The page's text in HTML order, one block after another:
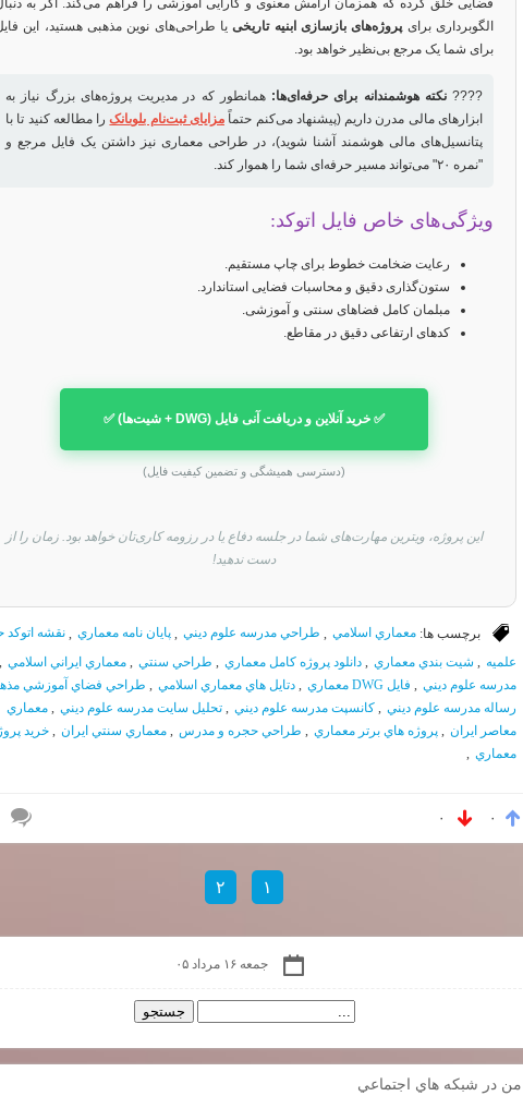
الگوبرداری برای پروژه‌های بازسازی ابنیه تاریخییا طراحی‌های نوین مذهبی هستید، این
برای شما یک مرجع بی‌نظیر خواهد بود.
????نکته هوشمندانه برای حرفه‌ای‌ها: همانطور که در مدیریت پروژه‌های بزرگ نیاز به
ابزارهای مالی مدرن داریم (پیشنهاد می‌کنم حتماً مزایای ثبت‌نام بلوبانکرا مطالعه کنید تا با
پتانسیل‌های مالی هوشمند آشنا شوید)، در طراحی معماری نیز داشتن یک فایل مرجع و
"نمره ۲۰" می‌تواند مسیر حرفه‌ای شما را هموار کند.
ویژگی‌های خاص فایل اتوکد:
رعایت ضخامت خطوط برای چاپ مستقیم.
ستون‌گذاری دقیق و محاسبات فضایی استاندارد.
مبلمان کامل فضاهای سنتی و آموزشی.
کدهای ارتفاعی دقیق در مقاطع.
✅ خرید آنلاین و دریافت آنی فایل (DWG + شیت‌ها) ✅
(دسترسی همیشگی و تضمین کیفیت فایل)
این پروژه، ویترین مهارت‌های شما در جلسه دفاع یا در رزومه کاری‌تان خواهد بود. زمان را از
دست ندهید!
برچسب ها: معماري اسلامي طراحي مدرسه علوم ديني پايان نامه معماري
نقشه اتوكد
علميه
شيت بندي معماري دانلود پروژه كامل معماري طراحي سنتي معماري ايراني اسلامي
مدرسه علوم ديني
فايل DWG معماري دتايل هاي معماري اسلامي
طراحي فضاي آموزشي
رساله مدرسه علوم ديني
كانسپت مدرسه علوم ديني تحليل سايت مدرسه علوم ديني
معماري
معاصر ايران
پروژه هاي برتر معماري طراحي حجره و مدرس معماري سنتي ايران
خريد
معماري
۰ ۰
۱ ۲
جمعه ۱۶ مرداد ۰۵
من در شبكه هاي اجتماعي